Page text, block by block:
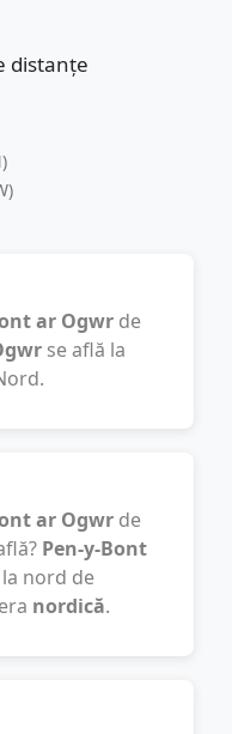
distanțe
ar Ogwr de
se află la
ar Ogwr de
Pen-y-Bont
la nord de
nordică.